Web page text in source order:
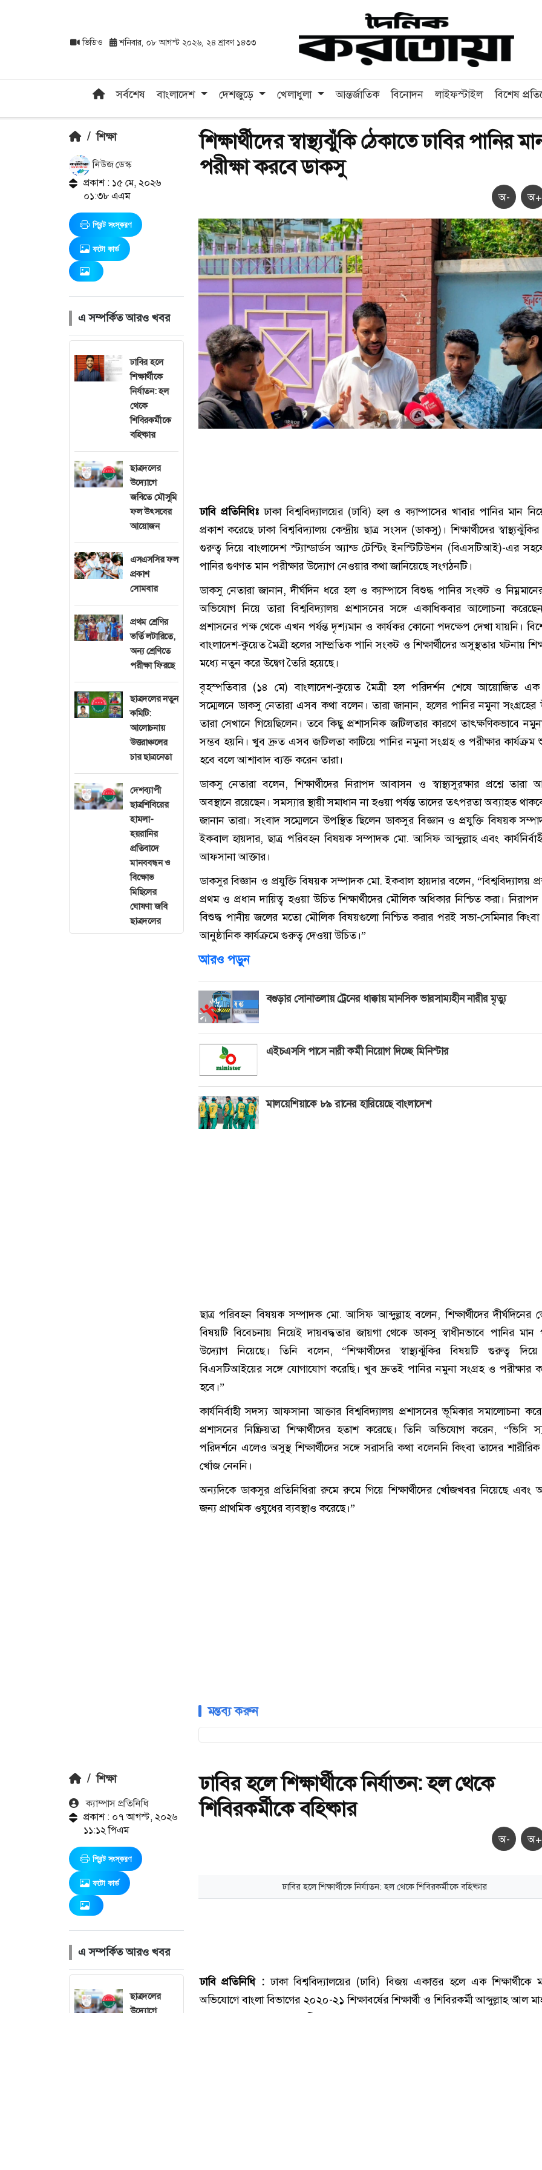
ভিডিও শনিবার, ০৮ আগস্ট ২০২৬, ২৪ শ্রাবণ ১৪৩৩
সর্বশেষ বাংলাদেশ দেশজুড়ে খেলাধুলা আন্তর্জাতিক বিনোদন লাইফস্টাইল বিশেষ
/ শিক্ষা
নিউজ ডেস্ক
প্রকাশ : ১৫ মে, ২০২৬
০১:৩৮ এএম
প্রিন্ট সংস্করণ
ফটো কার্ড
এ সম্পর্কিত আরও খবর
ঢাবির হলে
শিক্ষার্থীকে
নির্যাতন: হল
থেকে
শিবিরকর্মীকে
বহিষ্কার
ছাত্রদলের
উদ্যোগে
জবিতে মৌসুমি
ফল উৎসবের
আয়োজন
এসএসসির ফল
প্রকাশ
সোমবার
প্রথম শ্রেণির
ভর্তি লটারিতে,
অন্য শ্রেণিতে
পরীক্ষা ফিরছে
ছাত্রদলের নতুন
কমিটি:
আলোচনায়
উত্তরাঞ্চলের
চার ছাত্রনেতা
দেশব্যাপী
ছাত্রশিবিরের
হামলা-
হয়রানির
প্রতিবাদে
মানববন্ধন ও
বিক্ষোভ
মিছিলের
ঘোষণা জবি
ছাত্রদলের
শিক্ষার্থীদের স্বাস্থ্যঝুঁকি ঠেকাতে ঢাবির পানির
পরীক্ষা করবে ডাকসু
অ- অ+
ঢাবি প্রতিনিধিঃঢাকা বিশ্ববিদ্যালয়ের (ঢাবি) হল ও ক্যাম্পাসের খাবার পানির মান
প্রকাশ করেছে ঢাকা বিশ্ববিদ্যালয় কেন্দ্রীয় ছাত্র সংসদ (ডাকসু)। শিক্ষার্থীদের
গুরুত্ব দিয়ে বাংলাদেশ স্ট্যান্ডার্ডস অ্যান্ড টেস্টিং ইনস্টিটিউশন (বিএসটিআই)-এর
পানির গুণগত মান পরীক্ষার উদ্যোগ নেওয়ার কথা জানিয়েছে সংগঠনটি।
ডাকসু নেতারা জানান, দীর্ঘদিন ধরে হল ও ক্যাম্পাসে বিশুদ্ধ পানির সংকট ও
অভিযোগ নিয়ে তারা বিশ্ববিদ্যালয় প্রশাসনের সঙ্গে একাধিকবার আলোচনা
প্রশাসনের পক্ষ থেকে এখন পর্যন্ত দৃশ্যমান ও কার্যকর কোনো পদক্ষেপ দেখা যায়নি।
বাংলাদেশ-কুয়েত মৈত্রী হলের সাম্প্রতিক পানি সংকট ও শিক্ষার্থীদের অসুস্থতার ঘটনায়
মধ্যে নতুন করে উদ্বেগ তৈরি হয়েছে।
বৃহস্পতিবার (১৪ মে) বাংলাদেশ-কুয়েত মৈত্রী হল পরিদর্শন শেষে আয়োজিত
সম্মেলনে ডাকসু নেতারা এসব কথা বলেন। তারা জানান, হলের পানির নমুনা সংগ্রহের
তারা সেখানে গিয়েছিলেন। তবে কিছু প্রশাসনিক জটিলতার কারণে তাৎক্ষণিকভাবে
সম্ভব হয়নি। খুব দ্রুত এসব জটিলতা কাটিয়ে পানির নমুনা সংগ্রহ ও পরীক্ষার
হবে বলে আশাবাদ ব্যক্ত করেন তারা।
ডাকসু নেতারা বলেন, শিক্ষার্থীদের নিরাপদ আবাসন ও স্বাস্থ্যসুরক্ষার প্রশ্নে তারা
অবস্থানে রয়েছেন। সমস্যার স্থায়ী সমাধান না হওয়া পর্যন্ত তাদের তৎপরতা অব্যাহত
জানান তারা। সংবাদ সম্মেলনে উপস্থিত ছিলেন ডাকসুর বিজ্ঞান ও প্রযুক্তি বিষয়ক
ইকবাল হায়দার, ছাত্র পরিবহন বিষয়ক সম্পাদক মো. আসিফ আব্দুল্লাহ এবং
আফসানা আক্তার।
ডাকসুর বিজ্ঞান ও প্রযুক্তি বিষয়ক সম্পাদক মো. ইকবাল হায়দার বলেন, “বিশ্ববিদ্যালয়
প্রথম ও প্রধান দায়িত্ব হওয়া উচিত শিক্ষার্থীদের মৌলিক অধিকার নিশ্চিত করা।
বিশুদ্ধ পানীয় জলের মতো মৌলিক বিষয়গুলো নিশ্চিত করার পরই সভা-সেমিনার কিংবা
আনুষ্ঠানিক কার্যক্রমে গুরুত্ব দেওয়া উচিত।”
আরও পড়ুন
বগুড়ার সোনাতলায় ট্রেনের ধাক্কায় মানসিক ভারসাম্যহীন নারীর মৃত্যু
এইচএসসি পাসে নারী কর্মী নিয়োগ দিচ্ছে মিনিস্টার
মালয়েশিয়াকে ৮৯ রানের হারিয়েছে বাংলাদেশ
ছাত্র পরিবহন বিষয়ক সম্পাদক মো. আসিফ আব্দুল্লাহ বলেন, শিক্ষার্থীদের দীর্ঘদিনের
বিষয়টি বিবেচনায় নিয়েই দায়বদ্ধতার জায়গা থেকে ডাকসু স্বাধীনভাবে পানির মান
উদ্যোগ নিয়েছে। তিনি বলেন, “শিক্ষার্থীদের স্বাস্থ্যঝুঁকির বিষয়টি গুরুত্ব
বিএসটিআইয়ের সঙ্গে যোগাযোগ করেছি। খুব দ্রুতই পানির নমুনা সংগ্রহ ও পরীক্ষার
হবে।”
কার্যনির্বাহী সদস্য আফসানা আক্তার বিশ্ববিদ্যালয় প্রশাসনের ভূমিকার সমালোচনা
প্রশাসনের নিষ্ক্রিয়তা শিক্ষার্থীদের হতাশ করেছে। তিনি অভিযোগ করেন, “ভিসি
পরিদর্শনে এলেও অসুস্থ শিক্ষার্থীদের সঙ্গে সরাসরি কথা বলেননি কিংবা তাদের
খোঁজ নেননি।
অন্যদিকে ডাকসুর প্রতিনিধিরা রুমে রুমে গিয়ে শিক্ষার্থীদের খোঁজখবর নিয়েছে এবং
জন্য প্রাথমিক ওষুধের ব্যবস্থাও করেছে।”
মন্তব্য করুন
/ শিক্ষা
ক‍্যাম্পাস প্রতিনিধি
প্রকাশ : ০৭ আগস্ট, ২০২৬
১১:১২ পিএম
প্রিন্ট সংস্করণ
ফটো কার্ড
এ সম্পর্কিত আরও খবর
ছাত্রদলের
উদ্যোগে
ঢাবির হলে শিক্ষার্থীকে নির্যাতন: হল থেকে
শিবিরকর্মীকে বহিষ্কার
অ- অ+